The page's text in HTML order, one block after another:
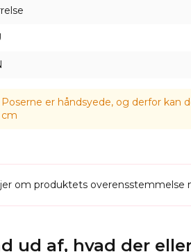
Poserne er håndsyede, og derfor kan
cm
om produktets overensstemmelse
ud af, hvad der